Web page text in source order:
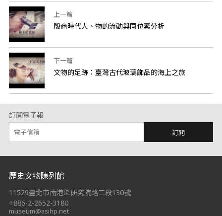
上一篇
殷商時代人、物的流動與同位素分析
下一篇
文物的足跡：臺灣古代玻璃飾品的海上之旅
訂閱電子報
訂閱
:::
歷史文物陳列館
11529臺北市南港區研究院路二段130號
+886-2-2652-3180
museum@asihp.net